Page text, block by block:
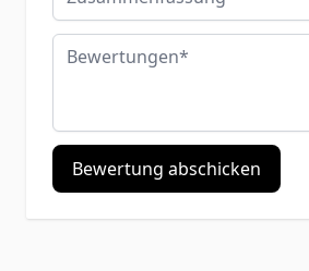
Bewertungen
Bewertung abschicken